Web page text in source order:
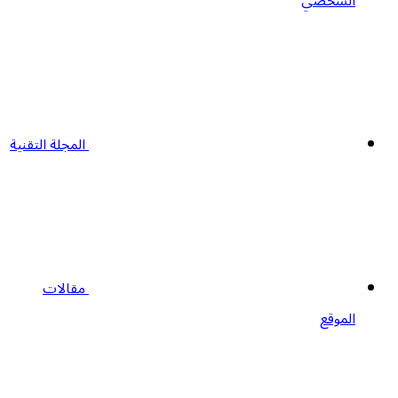
المجلة التقنية
مقالات
الموقع